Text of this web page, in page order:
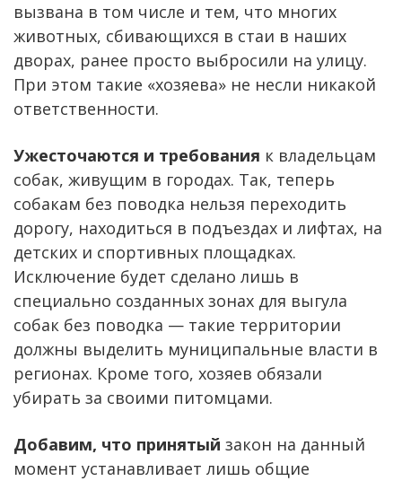
вызвана в том числе и тем, что многих
животных, сбивающихся в стаи в наших
дворах, ранее просто выбросили на улицу.
При этом такие «хозяева» не несли никакой
ответственности.
Ужесточаются и требования к владельцам
собак, живущим в городах. Так, теперь
собакам без поводка нельзя переходить
дорогу, находиться в подъездах и лифтах, на
детских и спортивных площадках.
Исключение будет сделано лишь в
специально созданных зонах для выгула
собак без поводка — такие территории
должны выделить муниципальные власти в
регионах. Кроме того, хозяев обязали
убирать за своими питомцами.
Добавим, что принятый закон на данный
момент устанавливает лишь общие